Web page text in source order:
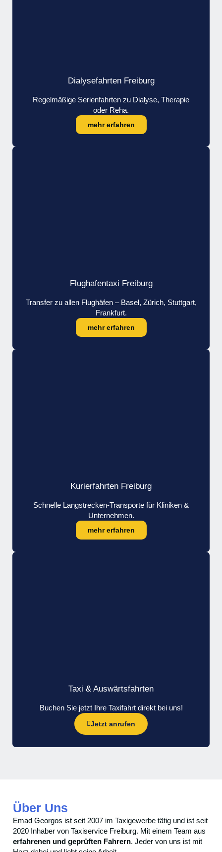
Dialysefahrten Freiburg
Regelmäßige Serienfahrten zu Dialyse, Therapie
oder Reha.
mehr erfahren
Flughafentaxi Freiburg
Transfer zu allen Flughäfen – Basel, Zürich, Stuttgart,
Frankfurt.
mehr erfahren
Kurierfahrten Freiburg
Schnelle Langstrecken-Transporte für Kliniken &
Unternehmen.
mehr erfahren
Taxi & Auswärtsfahrten
Buchen Sie jetzt Ihre Taxifahrt direkt bei uns!
Jetzt anrufen
Über Uns
Emad Georgos ist seit 2007 im Taxigewerbe tätig und ist seit
2020 Inhaber von Taxiservice Freiburg. Mit einem Team aus
erfahrenen und geprüften Fahrern. Jeder von uns ist mit